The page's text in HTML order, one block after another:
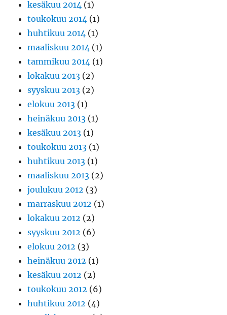
kesäkuu 2014 (1)
toukokuu 2014 (1)
huhtikuu 2014 (1)
maaliskuu 2014 (1)
tammikuu 2014 (1)
lokakuu 2013 (2)
syyskuu 2013 (2)
elokuu 2013 (1)
heinäkuu 2013 (1)
kesäkuu 2013 (1)
toukokuu 2013 (1)
huhtikuu 2013 (1)
maaliskuu 2013 (2)
joulukuu 2012 (3)
marraskuu 2012 (1)
lokakuu 2012 (2)
syyskuu 2012 (6)
elokuu 2012 (3)
heinäkuu 2012 (1)
kesäkuu 2012 (2)
toukokuu 2012 (6)
huhtikuu 2012 (4)